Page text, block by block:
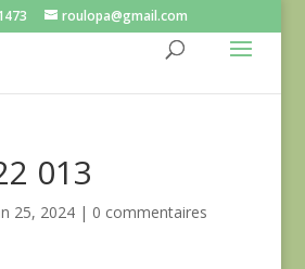
roulopa@gmail.com
013
25, 2024| 0 commentaires